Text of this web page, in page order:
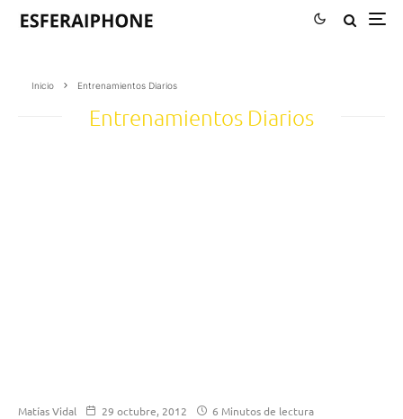
Inicio Entrenamientos Diarios
Entrenamientos Diarios
Matías Vidal 29 octubre, 2012 6 Minutos de lectura